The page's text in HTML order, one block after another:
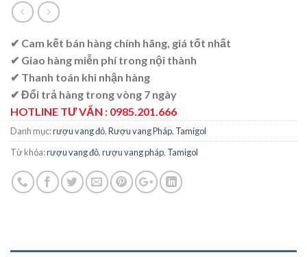
✔ Cam kết bán hàng chính hãng, giá tốt nhất
✔ Giao hàng miễn phí trong nội thành
✔ Thanh toán khi nhận hàng
✔ Đổi trả hàng trong vòng 7 ngày
HOTLINE TƯ VẤN : 0985.201.666
Danh mục:rượu vang đỏ,Rượu vang Pháp, Tamigol
Từ khóa:rượu vang đỏ,rượu vang pháp, Tamigol